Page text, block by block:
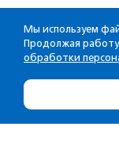
Мы используем
Продолжая работу
обработки